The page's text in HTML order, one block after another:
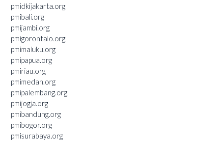
pmidkijakarta.org
pmibali.org
pmijambi.org
pmigorontalo.org
pmimaluku.org
pmipapua.org
pmiriau.org
pmimedan.org
pmipalembang.org
pmijogja.org
pmibandung.org
pmibogor.org
pmisurabaya.org